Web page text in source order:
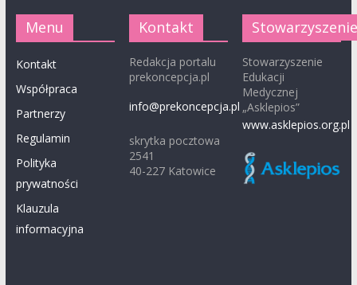
Menu
Kontakt
Współpraca
Partnerzy
Regulamin
Polityka
prywatności
Klauzula
informacyjna
Kontakt
Redakcja portalu
prekoncepcja.pl
info@prekoncepcja.pl
skrytka pocztowa
2541
40-227 Katowice
Stowarzyszenie
Edukacji
Medycznej
„Asklepios”
www.asklepios.org.pl